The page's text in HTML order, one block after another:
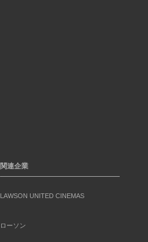
関連企業
LAWSON UNITED CINEMAS
ローソン